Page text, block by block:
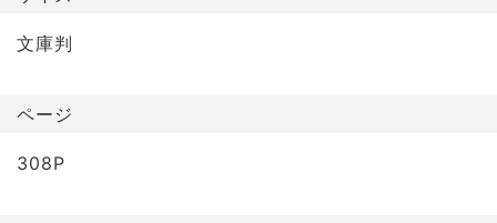
文庫判
ページ
308P